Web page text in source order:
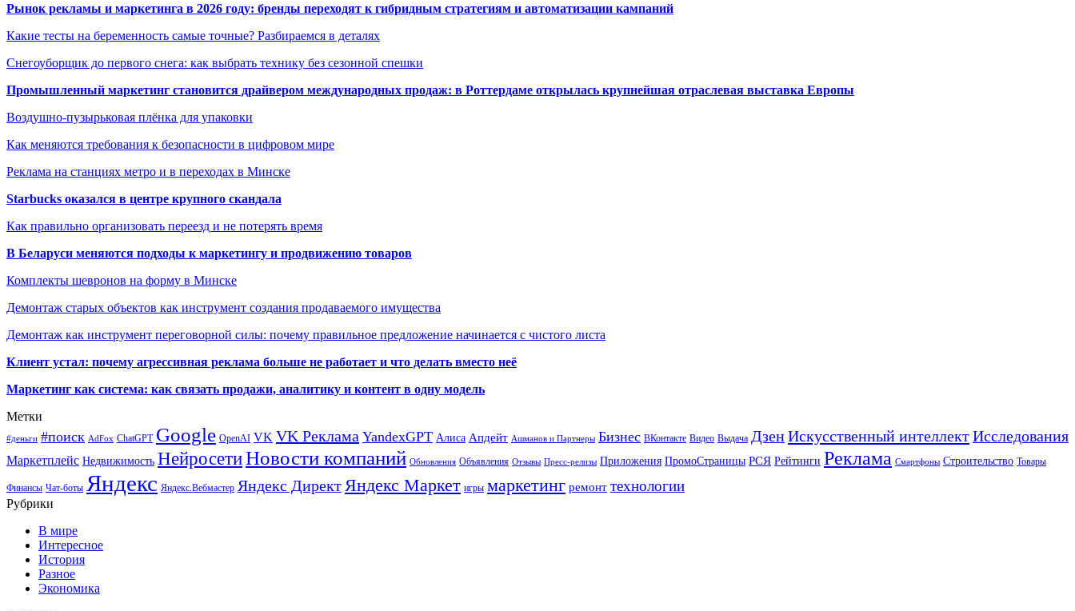
Рынок рекламы и маркетинга в 2026 году: бренды переходят к гибридным стратегиям и автоматизации кампаний
Какие тесты на беременность самые точные? Разбираемся в деталях
Снегоуборщик до первого снега: как выбрать технику без сезонной спешки
Промышленный маркетинг становится драйвером международных продаж: в Роттердаме открылась крупнейшая отраслевая выставка Европы
Воздушно-пузырьковая плёнка для упаковки
Как меняются требования к безопасности в цифровом мире
Реклама на станциях метро и в переходах в Минске
Starbucks оказался в центре крупного скандала
Как правильно организовать переезд и не потерять время
В Беларуси меняются подходы к маркетингу и продвижению товаров
Комплекты шевронов на форму в Минске
Демонтаж старых объектов как инструмент создания продаваемого имущества
Демонтаж как инструмент переговорной силы: почему правильное предложение начинается с чистого листа
Клиент устал: почему агрессивная реклама больше не работает и что делать вместо неё
Маркетинг как система: как связать продажи, аналитику и контент в одну модель
Метки
#деньги #поиск AdFox ChatGPT Google OpenAI VK VK Реклама YandexGPT Алиса Апдейт Ашманов и Партнеры Бизнес ВКонтакте Видео Выдача ДзенИскусственный интеллектИсследования
Маркетплейс Недвижимость НейросетиНовости компаний Обновления Объявления Отзывы Пресс-релизы Приложения ПромоСтраницы РСЯ Рейтинги Реклама Смартфоны Строительство Товары
Финансы Чат-боты Яндекс Яндекс.Вебмастер Яндекс Директ Яндекс Маркет игры маркетинг ремонт технологии
Рубрики
В мире
Интересное
История
Разное
Экономика